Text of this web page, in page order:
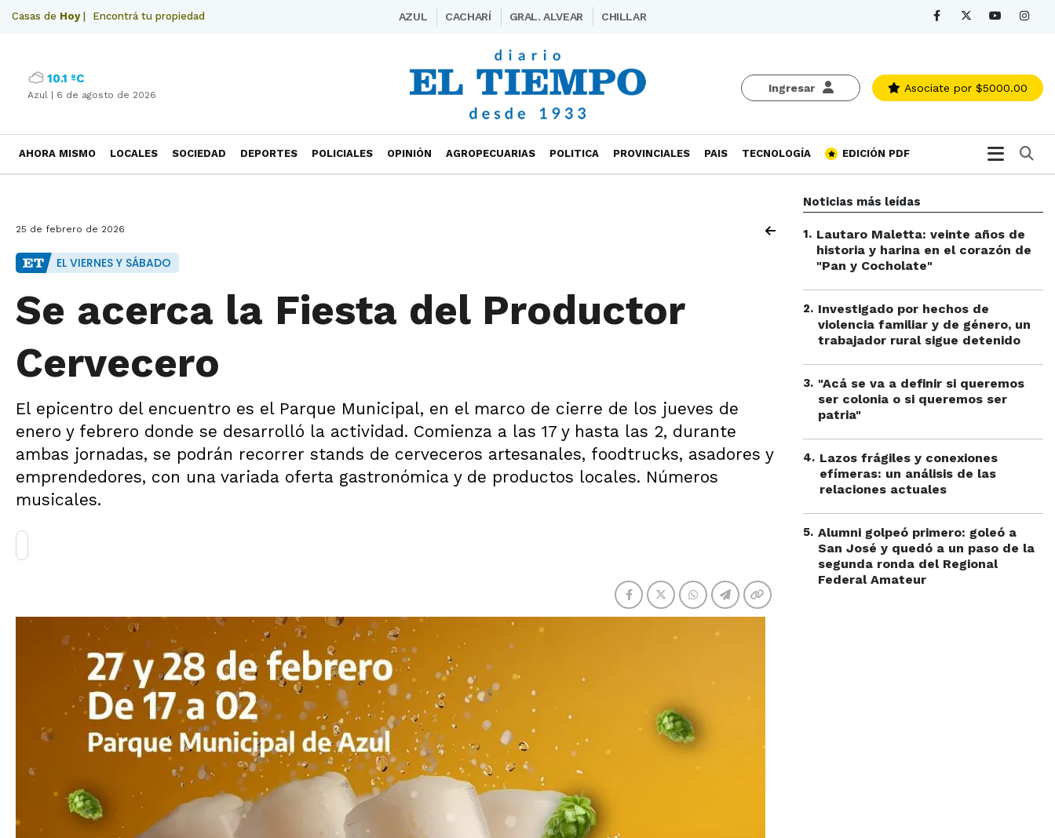
Casas de Hoy| Encontrá tu propiedad AZUL CACHARÍ GRAL. ALVEAR CHILLAR
Ingresar Asociate por $5000.00
10.1 ºC
Azul | 6 de agosto de 2026
AHORA MISMO LOCALES SOCIEDAD DEPORTES POLICIALES OPINIÓN AGROPECUARIAS POLITICA PROVINCIALES PAIS TECNOLOGÍA EDICIÓN PDF
25 de febrero de 2026
EL VIERNES Y SÁBADO
Se acerca la Fiesta del Productor
Cervecero
El epicentro del encuentro es el Parque Municipal, en el marco de cierre de los jueves de
enero y febrero donde se desarrolló la actividad. Comienza a las 17 y hasta las 2, durante
ambas jornadas, se podrán recorrer stands de cerveceros artesanales, foodtrucks, asadores y
emprendedores, con una variada oferta gastronómica y de productos locales. Números
musicales.
Noticias más leídas
1. Lautaro Maletta: veinte años de
historia y harina en el corazón de
"Pan y Cocholate"
2. Investigado por hechos de
violencia familiar y de género, un
trabajador rural sigue detenido
3. "Acá se va a definir si queremos
ser colonia o si queremos ser
patria"
4. Lazos frágiles y conexiones
efímeras: un análisis de las
relaciones actuales
5. Alumni golpeó primero: goleó a
San José y quedó a un paso de la
segunda ronda del Regional
Federal Amateur